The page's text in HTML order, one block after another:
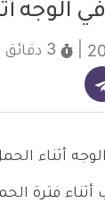
الوجه
3 دقائق
شارك على تيليجرام - ديلي ميديكال انفو
أثناء فترة